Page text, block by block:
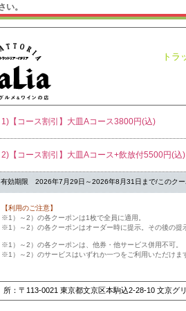
い。
トラ
1)【コース割引】大皿Aコース3800円(込)
2)【コース割引】大皿Aコース+飲放付5500円(込)
効期限 2026年7月29日～2026年8月31日まで/このクー
【利用のご注意】
※1）～2）の各クーポンは1枚で全員に適用。
※1）～2）の各クーポンはオーダー時に提示。その後の提
※1）～2）の各クーポンは、他券・他サービス併用不可。
※1）～2）のサービスはいずれか一つをご利用いただけま
：〒113-0021 東京都文京区本駒込2-28-10 文京